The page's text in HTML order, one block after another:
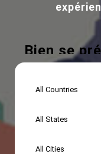
Bien se
All Countries
All States
All Cities